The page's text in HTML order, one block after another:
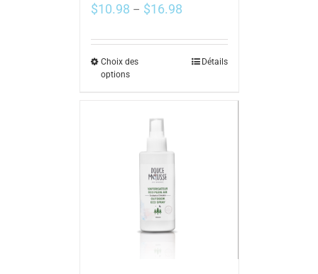
$10.98 – $16.98
Choix des
options
Détails